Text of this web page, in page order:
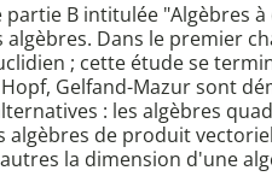
partie B intitulée "Algèbres
algèbres. Dans le premier
; cette étude se
Gelfand-Mazur sont
: les algèbres
algèbres de produit
la dimension d'une